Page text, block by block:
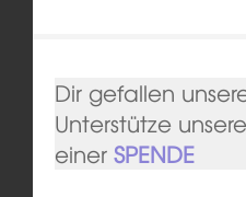
Dir gefallen
Unterstütze
einer SPENDE